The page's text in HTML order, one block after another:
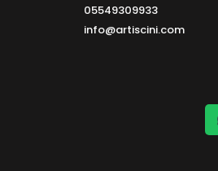
05549309933
info@artiscini.com